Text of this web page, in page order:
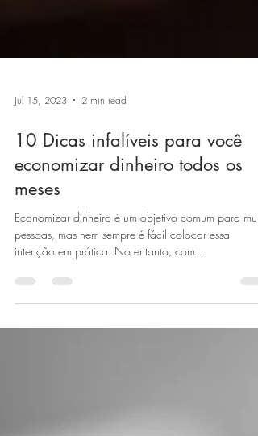
Jul 15, 2023 2 min read
10 Dicas infalíveis para você
economizar dinheiro todos os
meses
Economizar dinheiro é um objetivo comum para
intenção em prática. No entanto, com...